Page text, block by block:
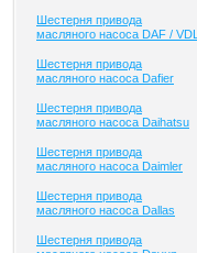
Шестерня привода
масляного насоса DAF /
Шестерня привода
масляного насоса Dafier
Шестерня привода
масляного насоса Daihatsu
Шестерня привода
масляного насоса Daimler
Шестерня привода
масляного насоса Dallas
Шестерня привода